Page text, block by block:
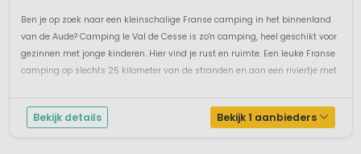
Ben je op zoek naar een kleinschalige Franse camping in het binnenland
van de Aude? Camping le Val de Cesse is zo'n camping, heel geschikt voor
gezinnen met jonge kinderen. Hier vind je rust en ruimte. Een leuke Franse
camping op slechts 25 kilometer van de stranden en aan een riviertje met
Bekijk details Bekijk 1 aanbieders